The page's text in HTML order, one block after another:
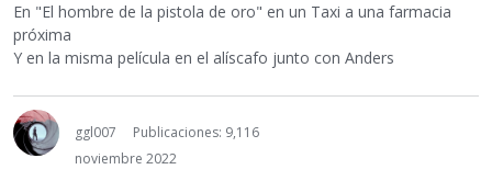
En "El hombre de la pistola de oro" en un Taxi a una farmacia
próxima
Y en la misma película en el alíscafo junto con Anders
ggl007
Publicaciones: 9,116
noviembre 2022